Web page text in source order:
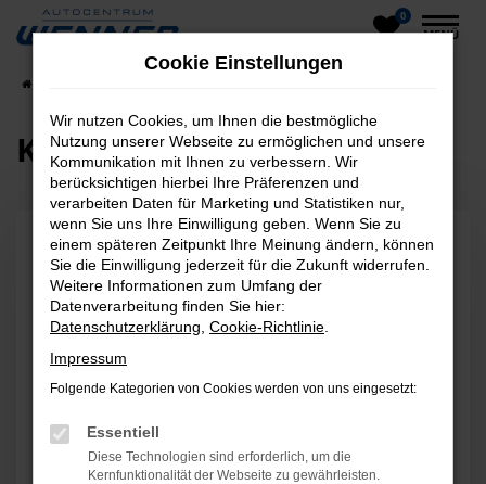
Zum
0
MENÜ
Kontakt & Öffnungszeiten
Kontaktformular
Wählen Sie bitte den entsprechenden Betreff
für die Kontaktanfrage
Betreff
Vorname *
Cookie Einstellungen
Wir nutzen Cookies, um Ihnen die bestmögliche
Nutzung unserer Webseite zu ermöglichen und unsere
Kommunikation mit Ihnen zu verbessern. Wir
berücksichtigen hierbei Ihre Präferenzen und
verarbeiten Daten für Marketing und Statistiken nur,
wenn Sie uns Ihre Einwilligung geben. Wenn Sie zu
einem späteren Zeitpunkt Ihre Meinung ändern, können
Sie die Einwilligung jederzeit für die Zukunft widerrufen.
Weitere Informationen zum Umfang der
Datenverarbeitung finden Sie hier:
Datenschutzerklärung Cookie-Richtlinie
Impressum
Folgende Kategorien von Cookies werden von uns eingesetzt:
Essentiell
Diese Technologien sind erforderlich, um die
Kernfunktionalität der Webseite zu gewährleisten.